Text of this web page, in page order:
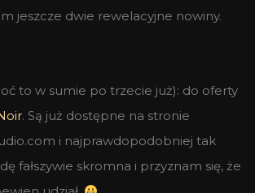
jeszcze dwie rewelacyjne nowiny.
to w sumie po trzecie już): do oferty
. Są już dostępne na stronie
i najprawdopodobniej tak
fałszywie skromna i przyznam się, że